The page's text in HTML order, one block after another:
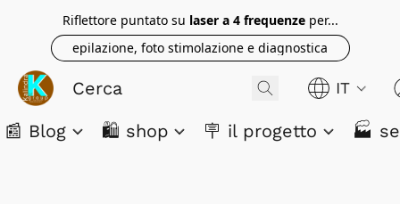
Riflettore puntato su laser a 4 frequenzeper...
epilazione, foto stimolazione e diagnostica
IT
📰 Blog 🛍️ shop 🪧 il progetto 🏭